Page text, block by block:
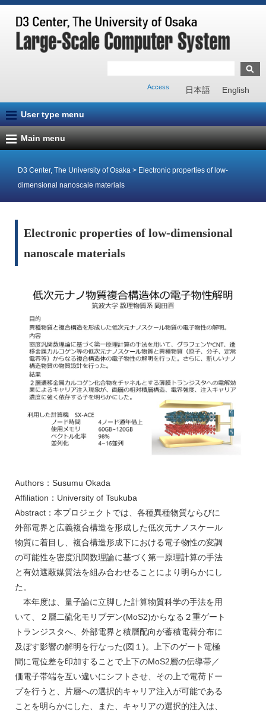
日本語 English
Access
User type menu
Main menu
D3 Center, The University of Osaka > Electronic properties of low-
dimensional nanoscale materials
Electronic properties of low-dimensional
nanoscale materials
Authors：Susumu Okada
Affiliation：University of Tsukuba
Abstract：本プロジェクトでは、各種異種物質ならびに
外部電界と広義複合構造を形成した低次元ナノスケール
物質に着目し、複合構造形成下における電子物性の変調
の可能性を密度汎関数理論に基づく第一原理計算の手法
と有効遮蔽媒質法を組み合わせることにより明らかにし
た。
本年度は、量子論に立脚した計算物質科学の手法を用
いて、２層二硫化モリブデン(MoS2)からなる２重ゲート
トランジスタへ、外部電界と積層配向が蓄積電荷分布に
及ぼす影響の解明を行なった(図１)。上下のゲート電極
間に電位差を印加することで上下のMoS2層の伝導帯／
価電子帯端を互い違いにシフトさせ、その上で電荷ドー
プを行うと、片層への選択的キャリア注入が可能である
ことを明らかにした、また、キャリアの選択的注入は、